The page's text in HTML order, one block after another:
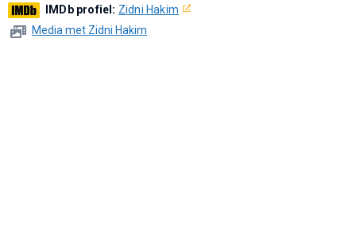
IMDb profiel: Zidni Hakim
Media met Zidni Hakim